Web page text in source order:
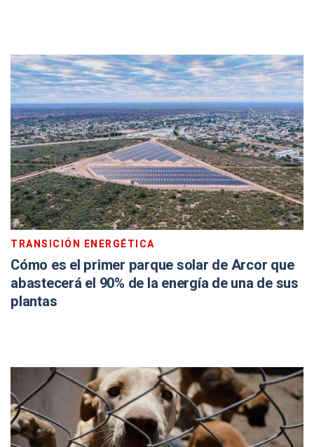
TRANSICIÓN ENERGÉTICA
Cómo es el primer parque solar de Arcor que
abastecerá el 90% de la energía de una de sus
plantas